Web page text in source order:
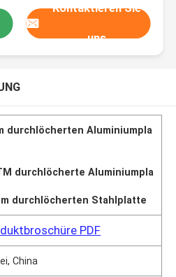
Kontaktieren Sie
uns
durchlöcherten Aluminiumpla
durchlöcherte Aluminiumpla
durchlöcherten Stahlplatte
PDF
China